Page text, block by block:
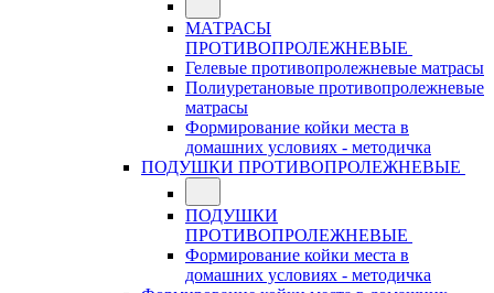
МАТРАСЫ
ПРОТИВОПРОЛЕЖНЕВЫЕ
Гелевые противопролежневые матрасы
Полиуретановые противопролежневые
матрасы
Формирование койки места в
домашних условиях - методичка
ПОДУШКИ ПРОТИВОПРОЛЕЖНЕВЫЕ
ПОДУШКИ
ПРОТИВОПРОЛЕЖНЕВЫЕ
Формирование койки места в
домашних условиях - методичка